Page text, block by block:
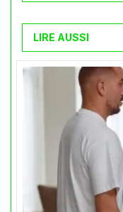
LIRE AUSSI